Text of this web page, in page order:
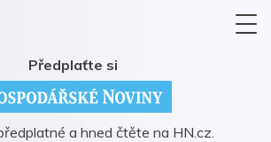
Předplaťte si
a hned čtěte na HN.cz.